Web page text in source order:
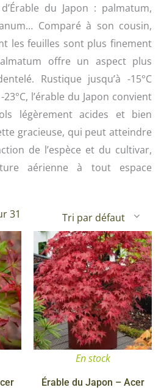
du Japon : palmatum,
Comparé à son cousin,
les feuilles sont plus finement
offre un aspect plus
Rustique jusqu’à -15°C
l’érable du Japon convient
légèrement acides et bien
gracieuse, qui peut atteindre
de l’espèce et du cultivar,
aérienne à tout espace
31
Plage
de
prix :
16,90 €
à
249,90 €
Ce
produit
a
plusieurs
variations.
Les
options
En stock
Érable du Japon – Acer